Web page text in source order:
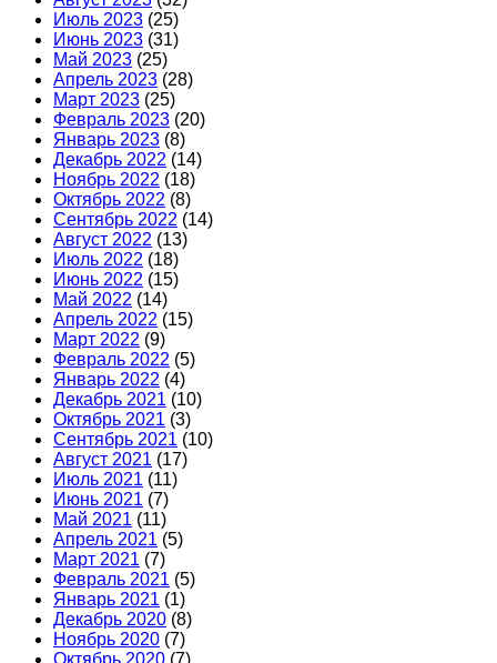
Июль 2023 (25)
Июнь 2023 (31)
Май 2023 (25)
Апрель 2023 (28)
Март 2023 (25)
Февраль 2023 (20)
Январь 2023 (8)
Декабрь 2022 (14)
Ноябрь 2022 (18)
Октябрь 2022 (8)
Сентябрь 2022 (14)
Август 2022 (13)
Июль 2022 (18)
Июнь 2022 (15)
Май 2022 (14)
Апрель 2022 (15)
Март 2022 (9)
Февраль 2022 (5)
Январь 2022 (4)
Декабрь 2021 (10)
Октябрь 2021 (3)
Сентябрь 2021 (10)
Август 2021 (17)
Июль 2021 (11)
Июнь 2021 (7)
Май 2021 (11)
Апрель 2021 (5)
Март 2021 (7)
Февраль 2021 (5)
Январь 2021 (1)
Декабрь 2020 (8)
Ноябрь 2020 (7)